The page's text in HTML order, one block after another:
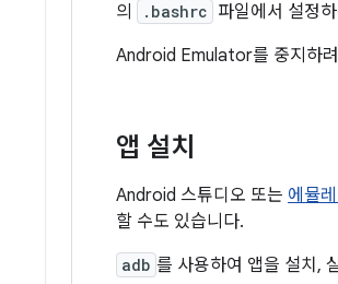
의
.bashrc 파일에서 설정
Android Emulator를 중지하
앱 설치
Android 스튜디오 또는 에뮬
할 수도 있습니다.
adb 를 사용하여 앱을 설치,